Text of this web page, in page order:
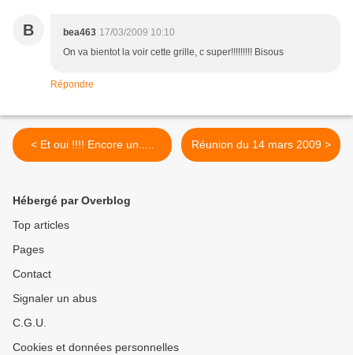
B bea463 17/03/2009 10:10
On va bientot la voir cette grille, c super!!!!!!!!! Bisous
Répondre
< Et oui !!!! Encore un..... Réunion du 14 mars 2009 >
Hébergé par Overblog
Top articles
Pages
Contact
Signaler un abus
C.G.U.
Cookies et données personnelles